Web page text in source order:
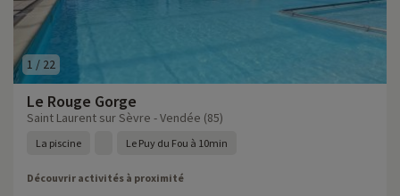
1 / 22
Le Rouge Gorge
Saint Laurent sur Sèvre - Vendée (85)
La piscine Le Puy du Fou à 10min
Découvrir activités à proximité